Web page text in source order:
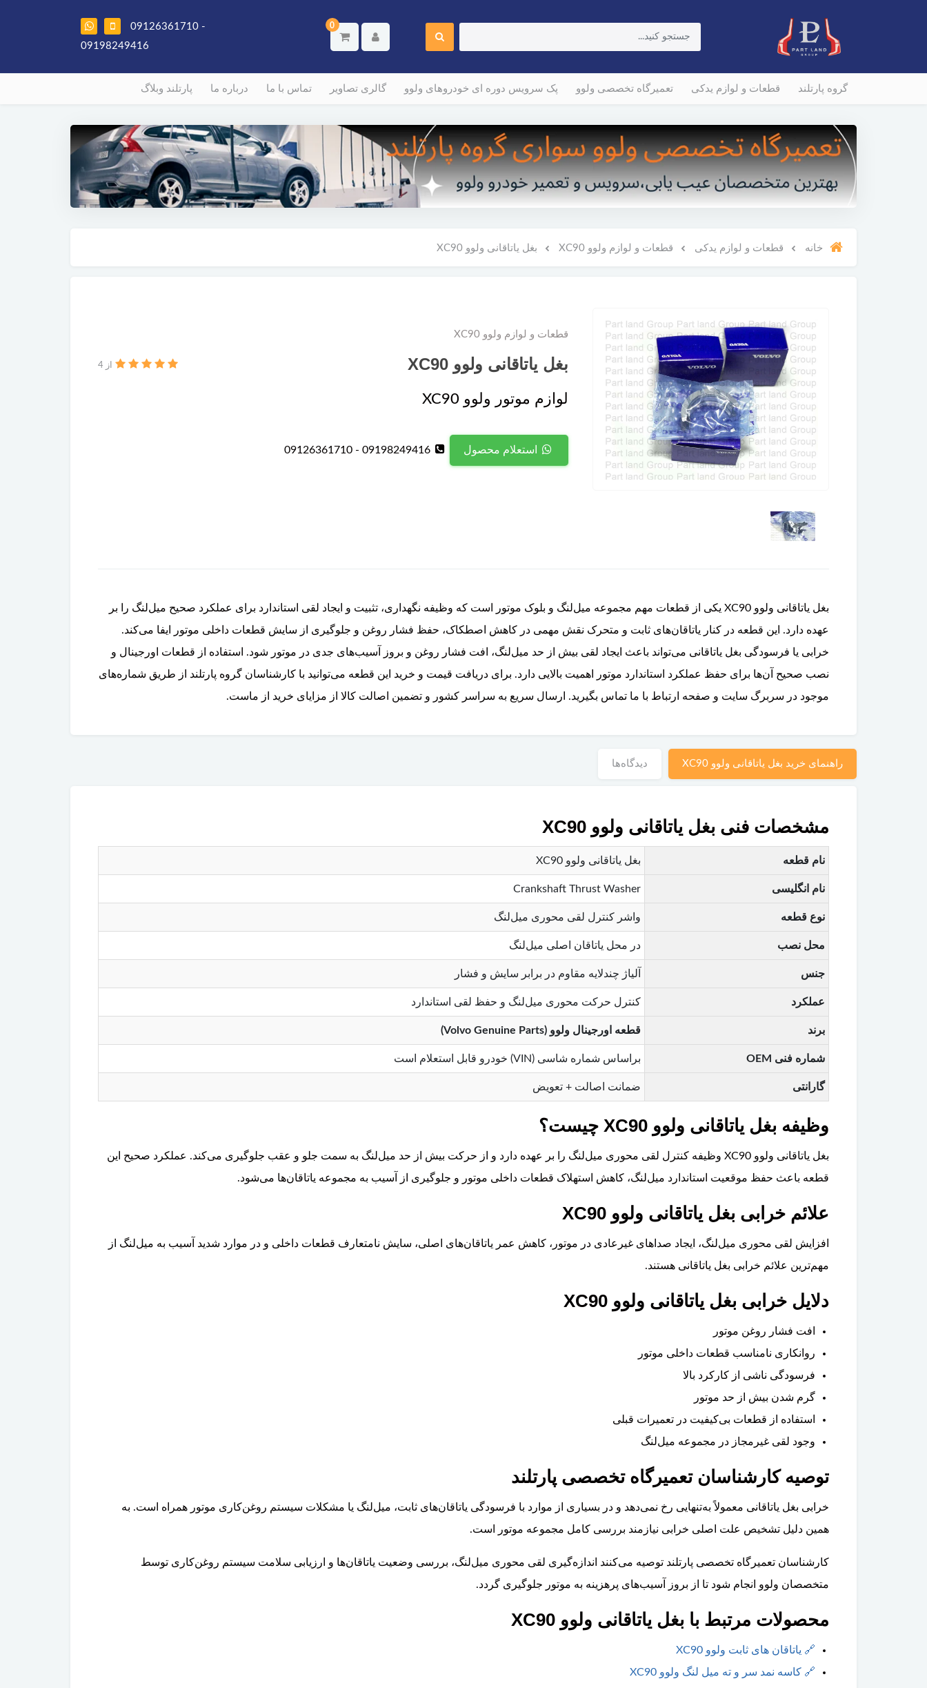
0
09126361710 -
09198249416
گروه پارتلند قطعات و لوازم یدکی تعمیرگاه تخصصی ولوو پک سرویس دوره ای خودروهای ولوو گالری تصاویر تماس با ما درباره ما پارتلند وبلاگ
خانه قطعات و لوازم یدکی قطعات و لوازم ولوو XC90 بغل یاتاقانی ولوو XC90
قطعات و لوازم ولوو XC90
بغل یاتاقانی ولوو XC90 از 4
لوازم موتور ولوو XC90
استعلام محصول 09198249416 - 09126361710
بغل یاتاقانی ولوو XC90 یکی از قطعات مهم مجموعه میل‌لنگ و بلوک موتور است که وظیفه نگهداری، تثبیت و ایجاد لقی استاندارد برای عملکرد صحیح میل‌لنگ را بر
عهده دارد. این قطعه در کنار یاتاقان‌های ثابت و متحرک نقش مهمی در کاهش اصطکاک، حفظ فشار روغن و جلوگیری از سایش قطعات داخلی موتور ایفا می‌کند.
خرابی یا فرسودگی بغل یاتاقانی می‌تواند باعث ایجاد لقی بیش از حد میل‌لنگ، افت فشار روغن و بروز آسیب‌های جدی در موتور شود. استفاده از قطعات اورجینال و
نصب صحیح آن‌ها برای حفظ عملکرد استاندارد موتور اهمیت بالایی دارد. برای دریافت قیمت و خرید این قطعه می‌توانید با کارشناسان گروه پارتلند از طریق شماره‌های
موجود در سربرگ سایت و صفحه ارتباط با ما تماس بگیرید. ارسال سریع به سراسر کشور و تضمین اصالت کالا از مزایای خرید از ماست.
راهنمای خرید بغل یاتاقانی ولوو XC90 دیدگاه‌ها
مشخصات فنی بغل یاتاقانی ولوو XC90
نام قطعه بغل یاتاقانی ولوو XC90
نام انگلیسی Crankshaft Thrust Washer
نوع قطعه واشر کنترل لقی محوری میل‌لنگ
محل نصب در محل یاتاقان اصلی میل‌لنگ
جنس آلیاژ چندلایه مقاوم در برابر سایش و فشار
عملکرد کنترل حرکت محوری میل‌لنگ و حفظ لقی استاندارد
برند قطعه اورجینال ولوو (Volvo Genuine Parts)
شماره فنی OEM براساس شماره شاسی (VIN) خودرو قابل استعلام است
گارانتی ضمانت اصالت + تعویض
وظیفه بغل یاتاقانی ولوو XC90 چیست؟
بغل یاتاقانی ولوو XC90 وظیفه کنترل لقی محوری میل‌لنگ را بر عهده دارد و از حرکت بیش از حد میل‌لنگ به سمت جلو و عقب جلوگیری می‌کند. عملکرد صحیح این
قطعه باعث حفظ موقعیت استاندارد میل‌لنگ، کاهش استهلاک قطعات داخلی موتور و جلوگیری از آسیب به مجموعه یاتاقان‌ها می‌شود.
علائم خرابی بغل یاتاقانی ولوو XC90
افزایش لقی محوری میل‌لنگ، ایجاد صداهای غیرعادی در موتور، کاهش عمر یاتاقان‌های اصلی، سایش نامتعارف قطعات داخلی و در موارد شدید آسیب به میل‌لنگ از
مهم‌ترین علائم خرابی بغل یاتاقانی هستند.
دلایل خرابی بغل یاتاقانی ولوو XC90
افت فشار روغن موتور
روانکاری نامناسب قطعات داخلی موتور
فرسودگی ناشی از کارکرد بالا
گرم شدن بیش از حد موتور
استفاده از قطعات بی‌کیفیت در تعمیرات قبلی
وجود لقی غیرمجاز در مجموعه میل‌لنگ
توصیه کارشناسان تعمیرگاه تخصصی پارتلند
خرابی بغل یاتاقانی معمولاً به‌تنهایی رخ نمی‌دهد و در بسیاری از موارد با فرسودگی یاتاقان‌های ثابت، میل‌لنگ یا مشکلات سیستم روغن‌کاری موتور همراه است. به
همین دلیل تشخیص علت اصلی خرابی نیازمند بررسی کامل مجموعه موتور است.
کارشناسان تعمیرگاه تخصصی پارتلند توصیه می‌کنند اندازه‌گیری لقی محوری میل‌لنگ، بررسی وضعیت یاتاقان‌ها و ارزیابی سلامت سیستم روغن‌کاری توسط
متخصصان ولوو انجام شود تا از بروز آسیب‌های پرهزینه به موتور جلوگیری گردد.
محصولات مرتبط با بغل یاتاقانی ولوو XC90
🔗 یاتاقان های ثابت ولوو XC90
🔗 کاسه نمد سر و ته میل لنگ ولوو XC90